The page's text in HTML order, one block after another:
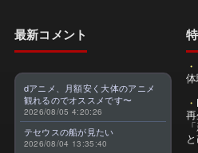
最新コメント
dアニメ、月額安く大体のアニメ
観れるのでオススメです〜
2026/08/05 4:20:26
テセウスの船が見たい
2026/08/04 13:35:40